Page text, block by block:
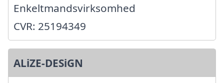
Enkeltmandsvirksomhed
CVR: 25194349
ALiZE-DESiGN